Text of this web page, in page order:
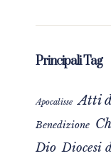
Principali Tag
Apocalisse Atti
Benedizione
Dio Diocesi